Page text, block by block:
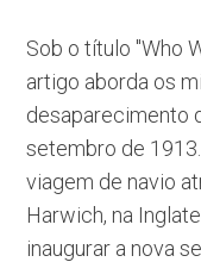
Sob o título "Who
artigo aborda os
desaparecimento
setembro de
viagem de navio
Harwich, na
inaugurar a nova